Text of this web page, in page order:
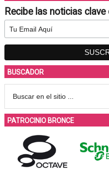
Recibe las noticias
BUSCADOR
PATROCINIO BRONCE